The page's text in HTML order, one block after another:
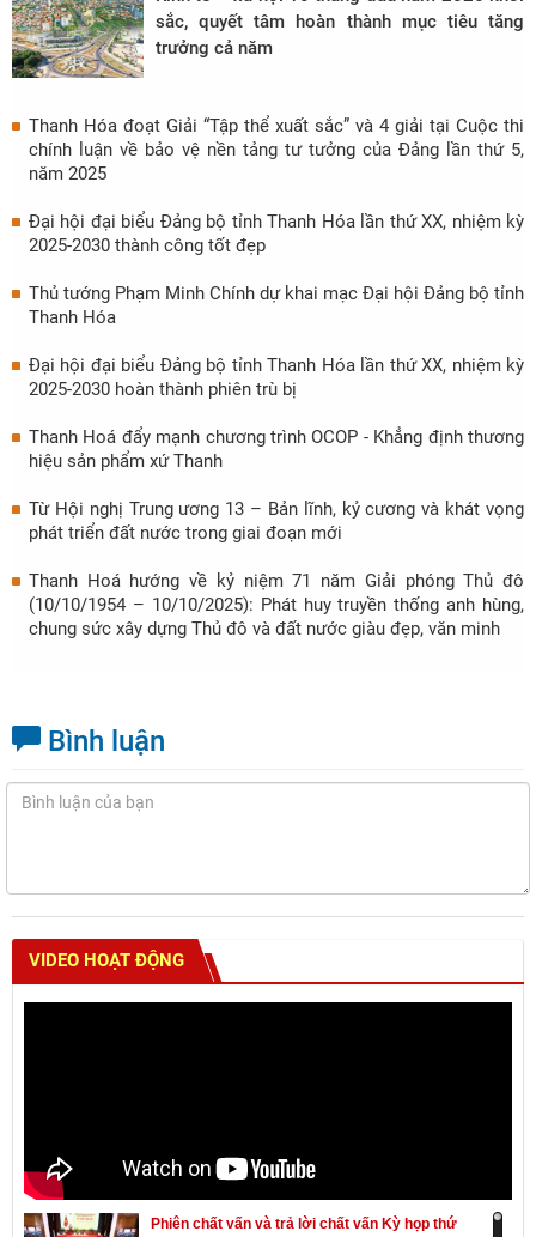
sắc, quyết tâm hoàn thành mục tiêu tăng
trưởng cả năm
Thanh Hóa đoạt Giải “Tập thể xuất sắc” và 4 giải tại Cuộc thi
chính luận về bảo vệ nền tảng tư tưởng của Đảng lần thứ 5,
năm 2025
Đại hội đại biểu Đảng bộ tỉnh Thanh Hóa lần thứ XX, nhiệm kỳ
2025-2030 thành công tốt đẹp
Thủ tướng Phạm Minh Chính dự khai mạc Đại hội Đảng bộ tỉnh
Thanh Hóa
Đại hội đại biểu Đảng bộ tỉnh Thanh Hóa lần thứ XX, nhiệm kỳ
2025-2030 hoàn thành phiên trù bị
Thanh Hoá đẩy mạnh chương trình OCOP - Khẳng định thương
hiệu sản phẩm xứ Thanh
Từ Hội nghị Trung ương 13 – Bản lĩnh, kỷ cương và khát vọng
phát triển đất nước trong giai đoạn mới
Thanh Hoá hướng về kỷ niệm 71 năm Giải phóng Thủ đô
(10/10/1954 – 10/10/2025): Phát huy truyền thống anh hùng,
chung sức xây dựng Thủ đô và đất nước giàu đẹp, văn minh
Bình luận
VIDEO HOẠT ĐỘNG
Phiên chất vấn và trả lời chất vấn Kỳ họp thứ